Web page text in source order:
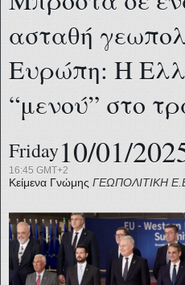
ασταθή
Ευρώπη: Η
“μενού” στο
Friday10/01/
16:45 GMT+2
Κείμενα Γνώμης ΓΕΩΠΟΛΙΤΙΚΗ